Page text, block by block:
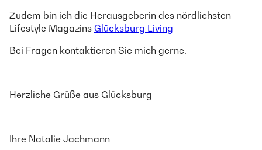
Zudem bin ich die Herausgeberin des nördlichsten
Lifestyle Magazins Glücksburg Living
Bei Fragen kontaktieren Sie mich gerne.
Herzliche Grüße aus Glücksburg
Ihre Natalie Jachmann